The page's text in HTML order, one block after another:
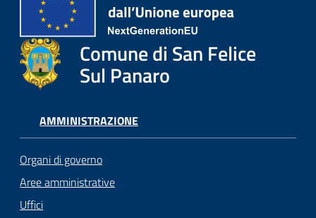
Comune di San Felice
Sul Panaro
AMMINISTRAZIONE
Organi di governo
Aree amministrative
Uffici